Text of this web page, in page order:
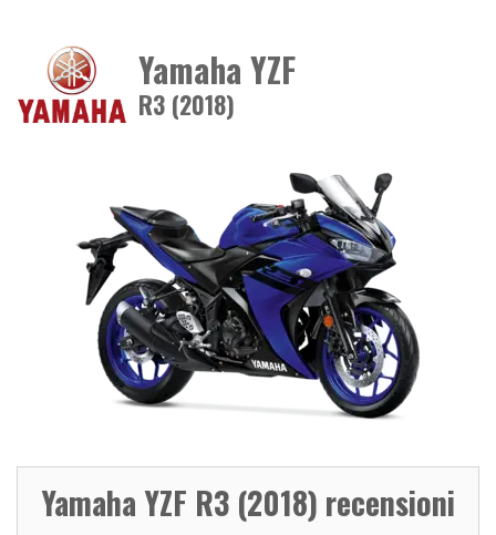
Yamaha YZF
R3 (2018)
Yamaha YZF R3 (2018) recensioni